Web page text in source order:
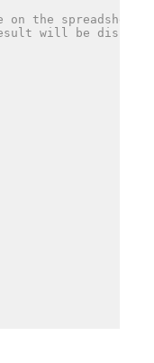
the spreadsheet
will be displayed